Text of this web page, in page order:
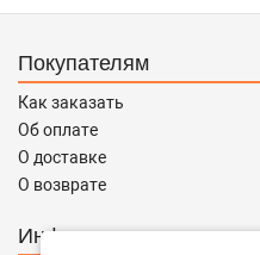
Покупателям
Как заказать
Об оплате
О доставке
О возврате
Информация